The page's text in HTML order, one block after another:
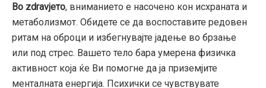
Во zdravјето, вниманието е насочено кон исхраната и
метаболизмот. Обидете се да воспоставите редовен
ритам на оброци и избегнувајте јадење во брзање
или под стрес. Вашето тело бара умерена физичка
активност која ќе Ви помогне да ја приземјите
менталната енергија. Психички се чувствувате